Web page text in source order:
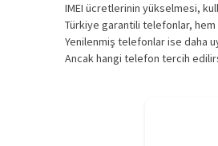
IMEI ücretlerinin yükselmesi,
Türkiye garantili telefonlar, hem
Yenilenmiş telefonlar ise daha
Ancak hangi telefon tercih